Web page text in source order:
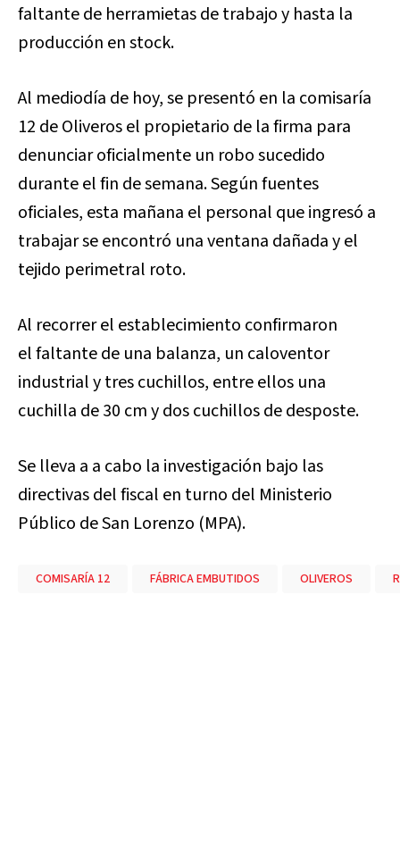
faltante de herramietas de trabajo y hasta la
producción en stock.
Al mediodía de hoy, se presentó en la comisaría
12 de Oliveros el propietario de la firma para
denunciar oficialmente un robo sucedido
durante el fin de semana. Según fuentes
oficiales, esta mañana el personal que ingresó a
trabajar se encontró una ventana dañada y el
tejido perimetral roto.
Al recorrer el establecimiento confirmaron
el faltante de una balanza, un caloventor
industrial y tres cuchillos, entre ellos una
cuchilla de 30 cm y dos cuchillos de desposte.
Se lleva a a cabo la investigación bajo las
directivas del fiscal en turno del Ministerio
Público de San Lorenzo (MPA).
COMISARÍA 12 FÁBRICA EMBUTIDOS OLIVEROS